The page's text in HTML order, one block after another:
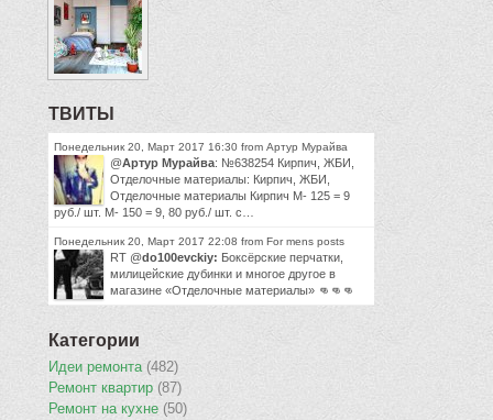
ТВИТЫ
Понедельник 20, Март 2017 16:30 from Артур Мурайва
@Артур Мурайва: №638254 Кирпич, ЖБИ,
Отделочные материалы: Кирпич, ЖБИ,
Отделочные материалы Кирпич М- 125 = 9
руб./ шт. М- 150 = 9, 80 руб./ шт. с…
Понедельник 20, Март 2017 22:08 from For mens posts
RT @do100evckiy: Боксёрские перчатки,
милицейские дубинки и многое другое в
магазине «Отделочные материалы» 👊👊👊
Категории
Идеи ремонта (482)
Ремонт квартир (87)
Ремонт на кухне (50)